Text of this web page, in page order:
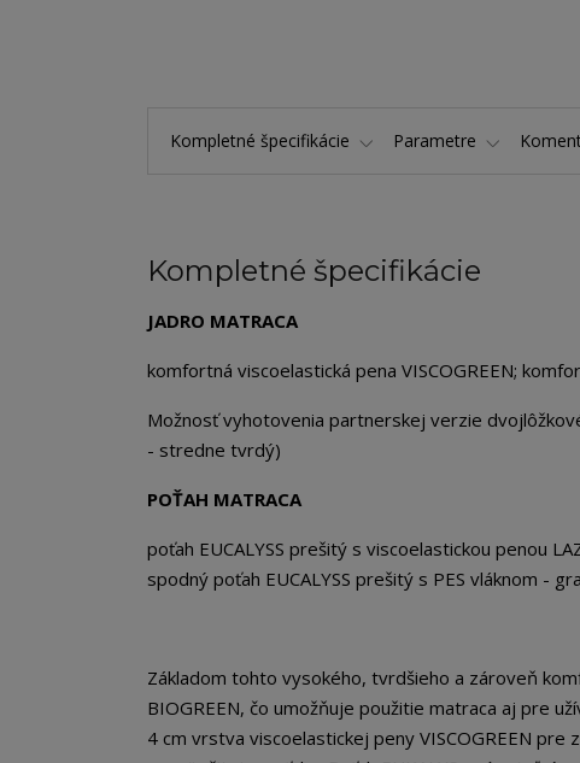
Kompletné špecifikácie Parametre
Kompletné špecifikácie
JADRO MATRACA
komfortná viscoelastická pena VISCOGREEN;
Možnosť vyhotovenia partnerskej verzie
- stredne tvrdý)
POŤAH MATRACA
poťah EUCALYSS prešitý s viscoelastickou penou
spodný poťah EUCALYSS prešitý s PES vláknom -
Základom tohto vysokého, tvrdšieho a zároveň
BIOGREEN, čo umožňuje použitie matraca aj pre
4 cm vrstva viscoelastickej peny VISCOGREEN